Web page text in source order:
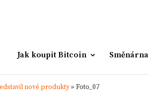
Jak koupit Bitcoin Směnárna
nové produkty» Foto_07